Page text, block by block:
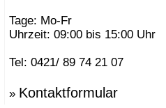
Tage: Mo-Fr
Uhrzeit: 09:00 bis 15:00 Uhr
Tel: 0421/ 89 74 21 07
» Kontaktformular